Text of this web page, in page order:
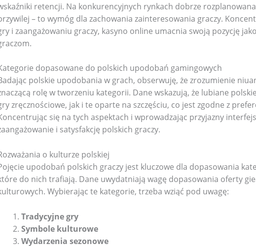
Three piece(0)
Womens Fashion (5)
retencji. Na konkurencyjnych rynkach dobrze
– to wymóg dla zachowania zainteresowania graczy.
i zaangażowaniu graczy, kasyno online umacnia swoją pozycję
dopasowane do polskich upodobań gamingowych
polskie upodobania w grach, obserwuję, że zrozumienie
rolę w tworzeniu kategorii. Dane wskazują, że lubiane
zręcznościowe, jak i te oparte na szczęściu, co jest zgodne z
się na tych aspektach i wprowadzając przyjazny
i satysfakcję polskich graczy.
o kulturze polskiej
upodobań polskich graczy jest kluczowe dla dopasowania
do nich trafiają. Dane uwydatniają wagę dopasowania oferty
Wybierając te kategorie, trzeba wziąć pod uwagę:
Tradycyjne gry
Symbole kulturowe
Wydarzenia sezonowe